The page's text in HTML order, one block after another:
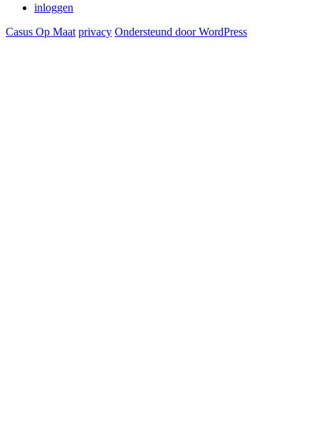
inloggen
Casus Op Maat privacy Ondersteund door WordPress